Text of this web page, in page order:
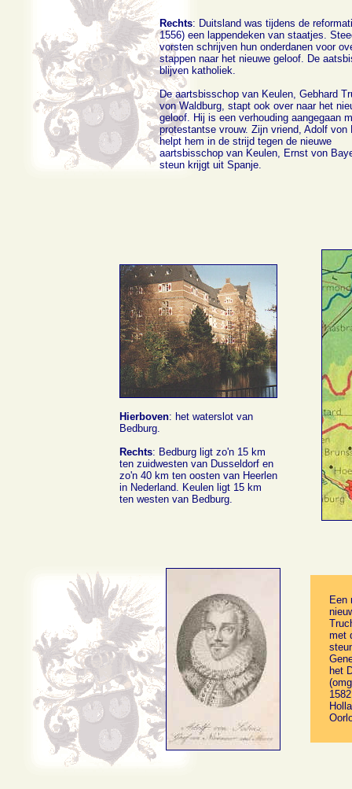
Rechts: Duitsland was tijdens de
1556) een lappendeken van staatjes.
vorsten schrijven hun onderdanen voor
stappen naar het nieuwe geloof. De
blijven katholiek.
De aartsbisschop van Keulen, Gebhard
von Waldburg, stapt ook over naar het
geloof. Hij is een verhouding aangegaan
protestantse vrouw. Zijn vriend, Adolf von
helpt hem in de strijd tegen de nieuwe
aartsbisschop van Keulen, Ernst von
steun krijgt uit Spanje.
Hierboven: het waterslot van
Bedburg.
Rechts: Bedburg ligt zo'n 15 km
ten zuidwesten van Dusseldorf en
zo'n 40 km ten oosten van Heerlen
in Nederland. Keulen ligt 15 km
ten westen van Bedburg.
Een
met
het